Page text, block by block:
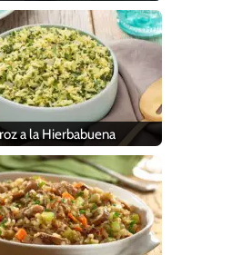
a la Hierbabuena